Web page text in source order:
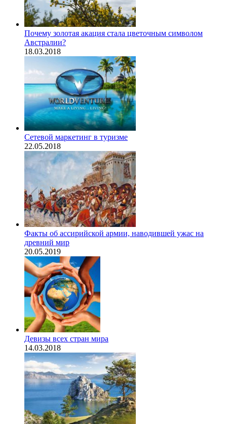
Почему золотая акация стала цветочным символом
Австралии?
18.03.2018
Сетевой маркетинг в туризме
22.05.2018
Факты об ассирийской армии, наводившей ужас на
древний мир
20.05.2019
Девизы всех стран мира
14.03.2018